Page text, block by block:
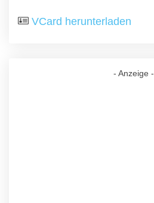
VCard herunterladen
- Anzeige -